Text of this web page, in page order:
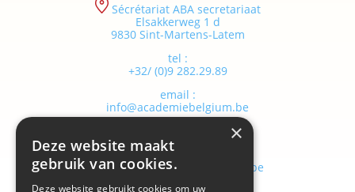
Sécrétariat ABA secretariaat
Elsakkerweg 1 d
9830 Sint-Martens-Latem
tel :
+32/ (0)9 282.29.89
email :
info@academiebelgium.be
webmaster :
vandenhaute.johann@skynet.be
×
Deze website maakt
gebruik van cookies.
Deze website gebruikt cookies om uw